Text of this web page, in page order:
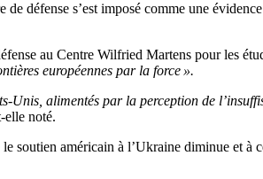
défense s’est imposé comme une
au Centre Wilfried Martens pour les
européennes par la force ».
Unis, alimentés par la perception de
elle noté.
soutien américain à l’Ukraine diminue et